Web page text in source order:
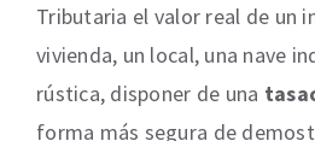
Tributaria el valor real de un
vivienda, un local, una nave
rústica, disponer de una
forma más segura de